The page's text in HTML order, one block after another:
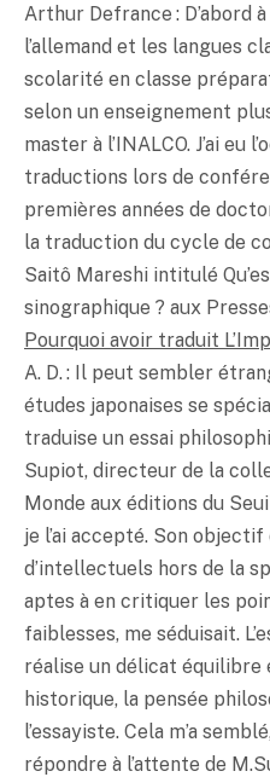
Arthur Defrance : D’abord
l’allemand et les langues
scolarité en classe
selon un enseignement
master à l’INALCO. J’ai eu
traductions lors de
premières années de
la traduction du cycle de
Saitô Mareshi intitulé
sinographique ? aux
Pourquoi avoir traduit
A. D. : Il peut sembler
études japonaises se
traduise un essai
Supiot, directeur de la
Monde aux éditions du
je l’ai accepté. Son
d’intellectuels hors de la
aptes à en critiquer les
faiblesses, me séduisait.
réalise un délicat
historique, la pensée
l’essayiste. Cela m’a
répondre à l’attente de